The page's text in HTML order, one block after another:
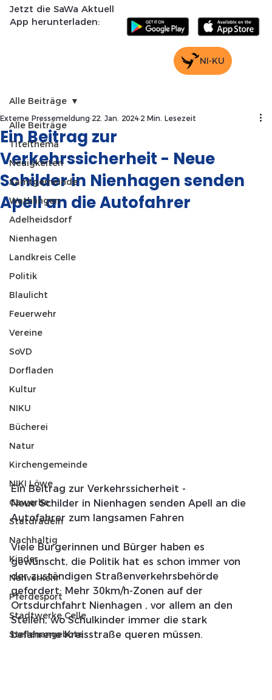
Jetzt die SaWa Aktuell
App herunterladen:
NI-KU
Alle Beiträge
Titelthema
Neuigkeiten
Samtgemeinde
Wathlingen
Adelheidsdorf
Nienhagen
Landkreis Celle
Politik
Blaulicht
Feuerwehr
Vereine
SoVD
Dorfladen
Kultur
NIKU
Bücherei
Natur
Kirchengemeinde
NIKI Löwe
Gewerbe
Statdradeln
Nachhaltig
Kinder
Nahverkehr
Pferdesport
Stadtwerke Celle
Stellenangebote
Alle Beiträge
Ein Beitrag zur
Verkehrssicherheit - Neue
Schilder in Nienhagen senden
Apell an die Autofahrer
Externe Pressemeldung 22. Jan. 2024 2 Min. Lesezeit
Ein Beitrag zur Verkehrssicherheit -
Neue Schilder in Nienhagen senden Apell an die
Autofahrer zum langsamen Fahren
Viele Bürgerinnen und Bürger haben es
gewünscht, die Politik hat es schon immer von
der zuständigen Straßenverkehrsbehörde
gefordert: Mehr 30km/h-Zonen auf der
Ortsdurchfahrt Nienhagen , vor allem an den
Stellen, wo Schulkinder immer die stark
befahrene Kreisstraße queren müssen.